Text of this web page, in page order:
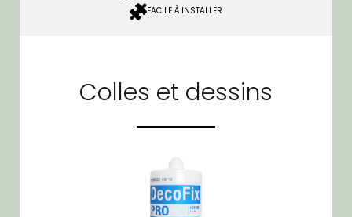
FACILE À INSTALLER
Colles et dessins